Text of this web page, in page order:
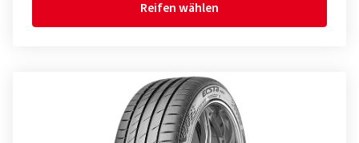
Reifen wählen